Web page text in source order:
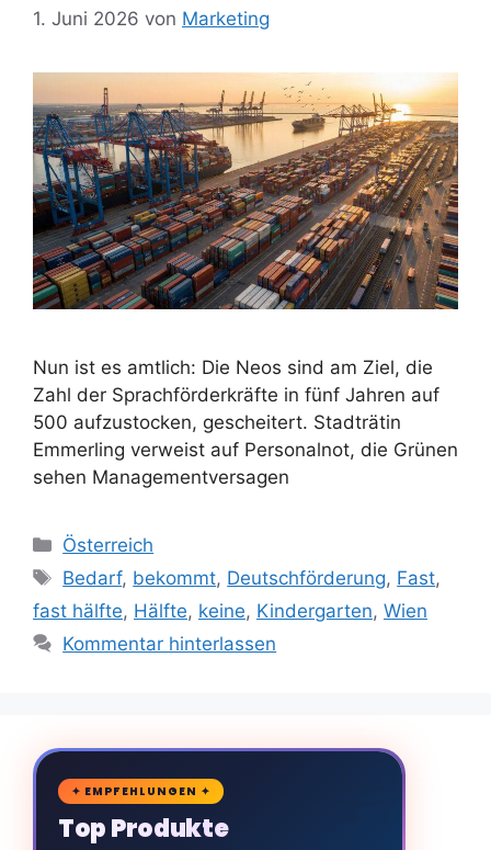
1. Juni 2026 von Marketing
Nun ist es amtlich: Die Neos sind am Ziel, die
Zahl der Sprachförderkräfte in fünf Jahren auf
500 aufzustocken, gescheitert. Stadträtin
Emmerling verweist auf Personalnot, die Grünen
sehen Managementversagen
Kategorien
Österreich
Schlagwörter
Bedarf, bekommt, Deutschförderung, Fast,
fast hälfte, Hälfte, keine, Kindergarten, Wien
Kommentar hinterlassen
🛒
✦ EMPFEHLUNGEN ✦
Top Produkte